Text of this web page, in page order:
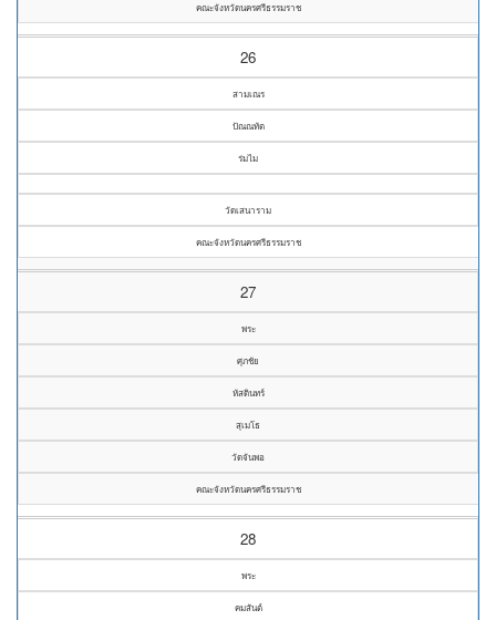
คณะจังหวัดนครศรีธรรมราช
26
สามเณร
ปัณณทัต
ร่มไม
วัดเสนาราม
คณะจังหวัดนครศรีธรรมราช
27
พระ
ศุภชัย
หัสดินทร์
สุเมโธ
วัดจันพอ
คณะจังหวัดนครศรีธรรมราช
28
พระ
คมสันต์